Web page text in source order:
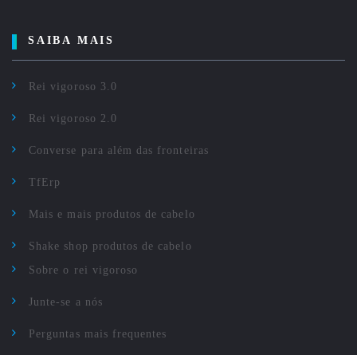
SAIBA MAIS
Rei vigoroso 3.0
Rei vigoroso 2.0
Converse para além das fronteiras
TfErp
Mais e mais produtos de cabelo
Shake shop produtos de cabelo
Sobre o rei vigoroso
Junte-se a nós
Perguntas mais frequentes